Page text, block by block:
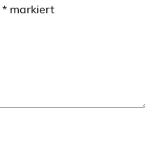
* markiert